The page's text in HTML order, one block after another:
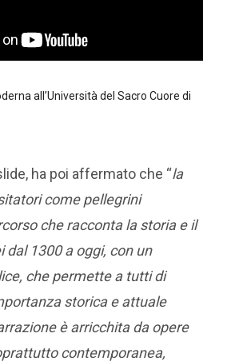
all’Università del Sacro Cuore di
ha poi affermato che “la
come pellegrini
che racconta la storia e il
dal 1300 a oggi, con un
che permette a tutti di
storica e attuale
è arricchita da opere
contemporanea,